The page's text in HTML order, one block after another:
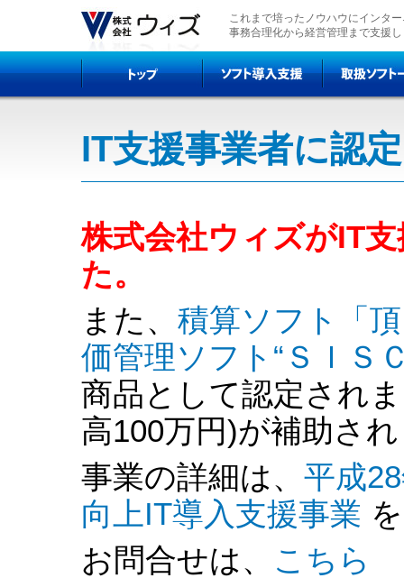
これまで培ったノウハウにインタ
事務合理化から経営管理まで支援
IT支援事業者に認
株式会社ウィズがIT
た。
また、 積算ソフト「
価管理ソフト“ＳＩＳ
商品として認定され
高100万円)が補助さ
事業の詳細は、 平成
向上IT導入支援事業
お問合せは、
こちら